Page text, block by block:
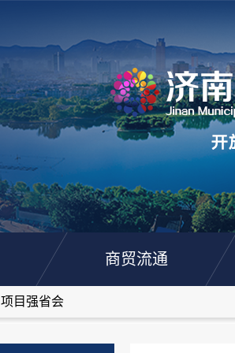
商贸流通
项目强省会